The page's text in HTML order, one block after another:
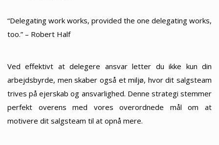
“Delegating work works, provided the one delegating works,
too.” – Robert Half
Ved effektivt at delegere ansvar letter du ikke kun din
arbejdsbyrde, men skaber også et miljø, hvor dit salgsteam
trives på ejerskab og ansvarlighed. Denne strategi stemmer
perfekt overens med vores overordnede mål om at
motivere dit salgsteam til at opnå mere.